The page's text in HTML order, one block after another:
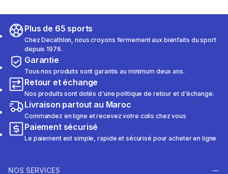
Plus de 65 sports
Chez Decathlon, nous croyons fermement aux bienfaits du sport
depuis 1976.
Garantie
Tous nos produits sont garantis au minimum deux ans.
Retour et échange
Nos produits sont dotés d'une politique de retour et d'échange.
Livraison partout au Maroc
Commandez en ligne et recevez votre colis chez vous
Paiement sécurisé
Le paiement est simple, rapide et sécurisé pour acheter en ligne
NOS SERVICES